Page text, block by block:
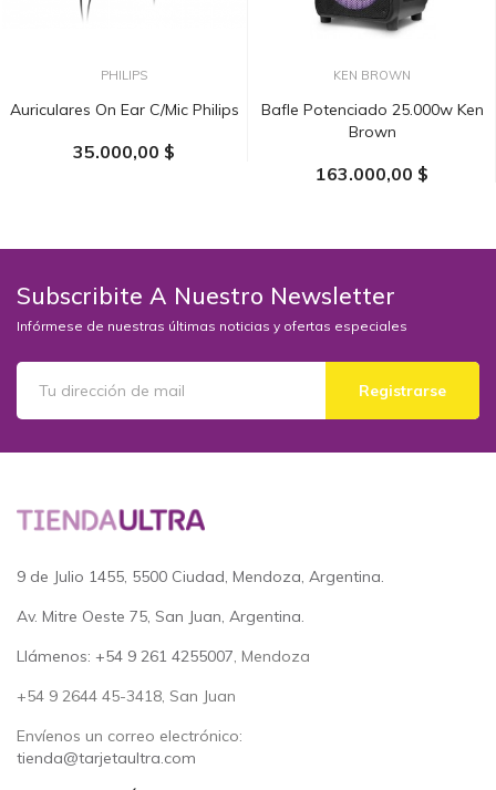
PHILIPS
Auriculares On Ear C/mic Philips
35.000,00 $
KEN BROWN
Bafle Potenciado 25.000w Ken
Brown
163.000,00 $
Subscribite A Nuestro Newsletter
Infórmese de nuestras últimas noticias y ofertas especiales
Registrarse
9 de Julio 1455, 5500 Ciudad, Mendoza, Argentina.
Av. Mitre Oeste 75, San Juan, Argentina.
Llámenos: +54 9 261 4255007, Mendoza
+54 9 2644 45-3418, San Juan
Envíenos un correo electrónico:
tienda@tarjetaultra.com